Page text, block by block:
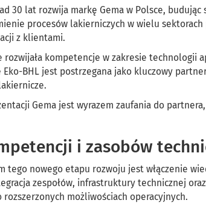
30 lat rozwija markę Gema w Polsce, budując
procesów lakierniczych w wielu sektorach
z klientami.
rozwijała kompetencje w zakresie technologii
Eko-BHL jest postrzegana jako kluczowy
Gema jest wyrazem zaufania do
i zasobów
tego nowego etapu rozwoju jest włączenie
zespołów, infrastruktury technicznej
rozszerzonych możliwościach operacyjnych.